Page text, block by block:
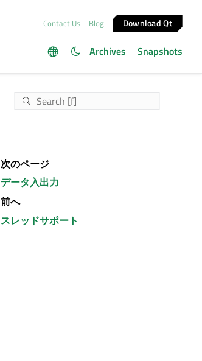
Contact Us Blog Download Qt
Archives Snapshots
次のページ
データ入出力
前へ
スレッドサポート